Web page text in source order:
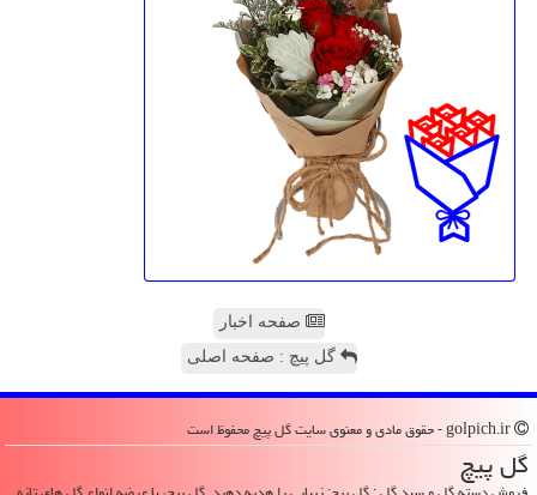
صفحه اخبار
گل پیچ : صفحه اصلی
گل پیچ